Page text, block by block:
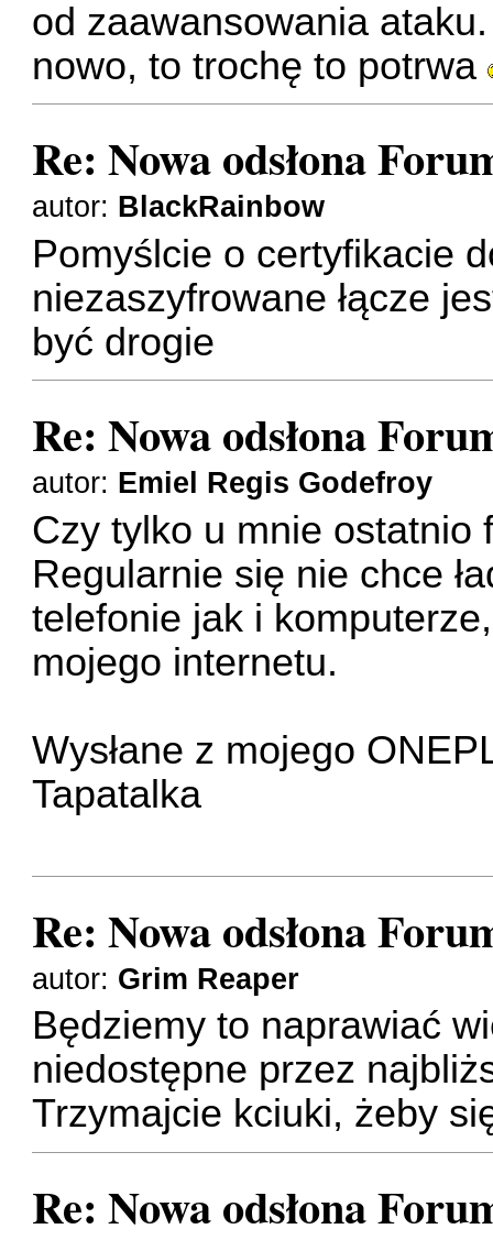
od zaawansowania
nowo, to trochę to potrwa
Re: Nowa odsłona
autor: BlackRainbow
Pomyślcie o certyfikacie
niezaszyfrowane łącze
być drogie
Re: Nowa odsłona
autor: Emiel Regis Godefroy
Czy tylko u mnie ostatnio
Regularnie się nie chce
telefonie jak i
mojego internetu.
Wysłane z mojego
Tapatalka
Re: Nowa odsłona
autor: Grim Reaper
Będziemy to naprawiać
niedostępne przez
Trzymajcie kciuki, żeby
Re: Nowa odsłona